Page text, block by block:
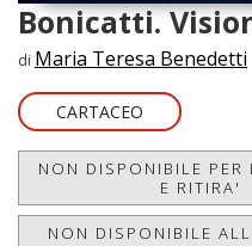
Bonicatti.
di Maria Teresa Benedetti
CARTACEO
NON DISPONIBILE PER
E RITIRA'
NON DISPONIBILE